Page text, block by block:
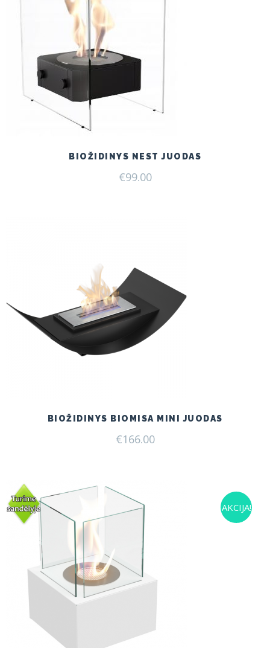
BIOŽIDINYS NEST JUODAS
€99.00
BIOŽIDINYS BIOMISA MINI JUODAS
€166.00
AKCIJA!